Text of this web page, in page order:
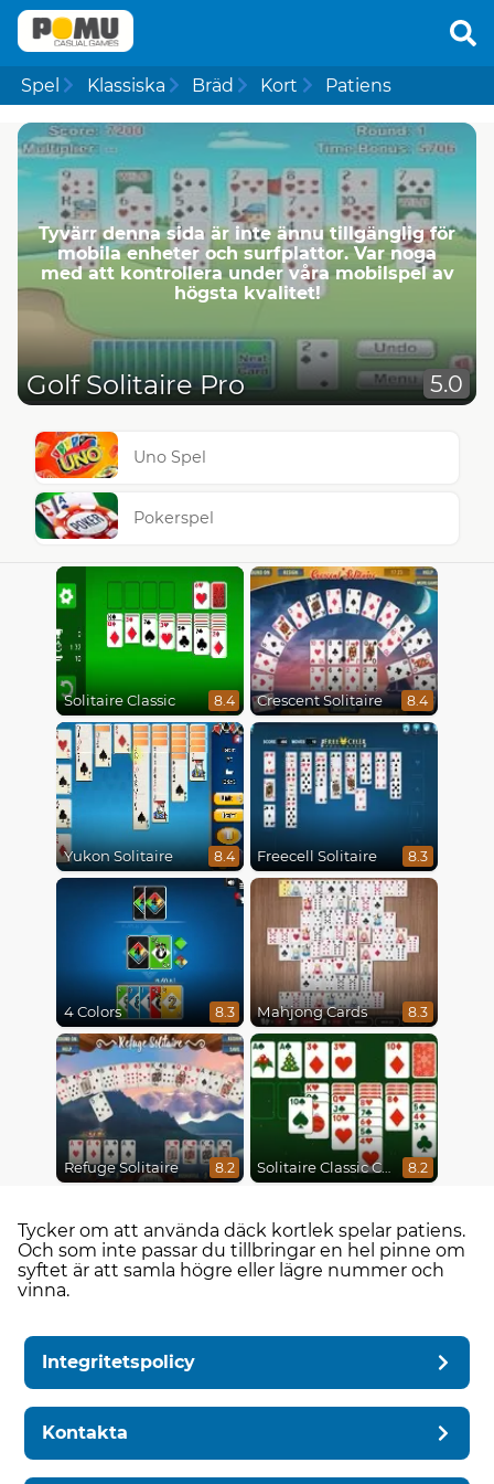
Spel Klassiska Bräd Kort Patiens
Tyvärr denna sida är inte ännu tillgänglig för
mobila enheter och surfplattor. Var noga
med att kontrollera under våra mobilspel av
högsta kvalitet!
Golf Solitaire Pro 5.0
Uno Spel
Pokerspel
Solitaire Classic 8.4 Crescent Solitaire 8.4
Yukon Solitaire 8.4 Freecell Solitaire 8.3
4 Colors 8.3 Mahjong Cards 8.3
Refuge Solitaire 8.2 Solitaire Classic Christmas 8.2
Tycker om att använda däck kortlek spelar patiens.
Och som inte passar du tillbringar en hel pinne om
syftet är att samla högre eller lägre nummer och
vinna.
Integritetspolicy
Kontakta